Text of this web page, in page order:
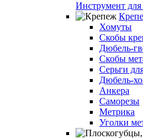
Инструмент
Хомуты
Скобы
Дюбель-
Скобы
Серьги
Дюбель-
Анкера
Саморезы
Метрика
Уголки